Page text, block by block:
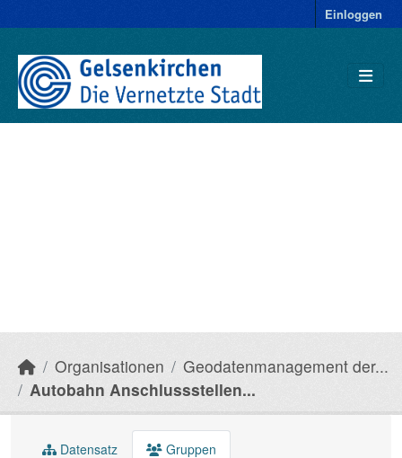
Einloggen
Organisationen
Geodatenmanagement der...
Autobahn Anschlussstellen...
Datensatz Gruppen